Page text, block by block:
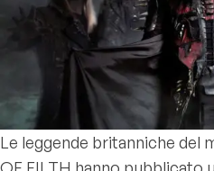
Le leggende britanniche del